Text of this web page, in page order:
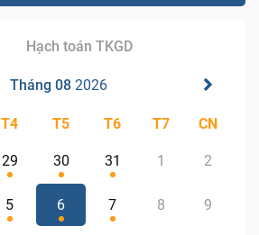
Hạch toán TKGD
Tháng 08 2026
T4 T5 T6 T7 CN
29 30 31 1 2
5 6 7 8 9